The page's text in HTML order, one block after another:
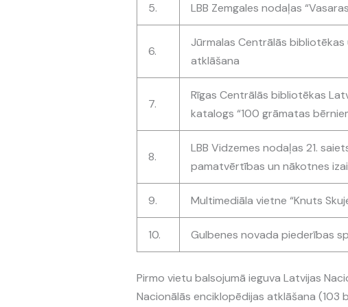
5. LBB Zemgales nodaļas
6.
Jūrmalas Centrālās
atklāšana
7.
Rīgas Centrālās bibliotēkas
katalogs “100 grāmatas
8.
LBB Vidzemes nodaļas 21.
pamatvērtības un nākotnes
9. Multimediāla vietne “Knuts
10. Gulbenes novada piederības
Pirmo vietu balsojumā ieguva Latvijas
Nacionālās enciklopēdijas atklāšana (103